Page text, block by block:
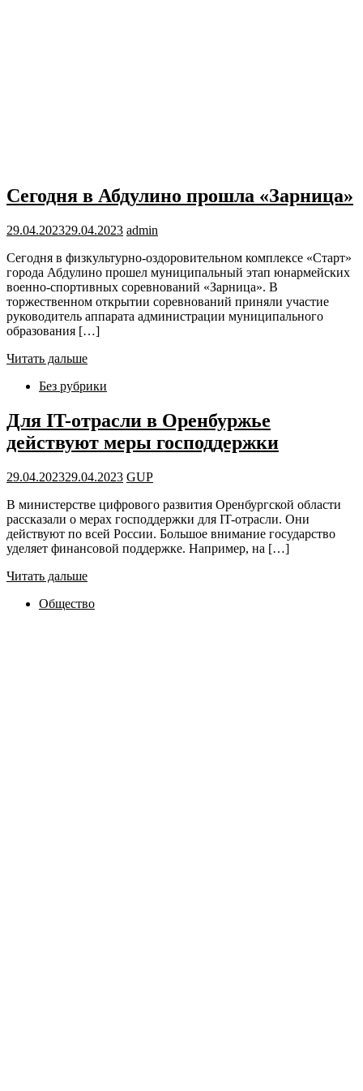
Сегодня в Абдулино прошла «Зарница»
29.04.202329.04.2023 admin
Сегодня в физкультурно-оздоровительном комплексе «Старт»
города Абдулино прошел муниципальный этап юнармейских
военно-спортивных соревнований «Зарница». В
торжественном открытии соревнований приняли участие
руководитель аппарата администрации муниципального
образования […]
Читать дальше
Без рубрики
Для IT-отрасли в Оренбуржье
действуют меры господдержки
29.04.202329.04.2023 GUP
В министерстве цифрового развития Оренбургской области
рассказали о мерах господдержки для IT-отрасли. Они
действуют по всей России. Большое внимание государство
уделяет финансовой поддержке. Например, на […]
Читать дальше
Общество